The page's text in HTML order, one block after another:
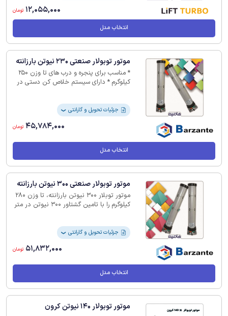
12,055,000 تومان
انتخاب مدل
موتور توبولار صنعتی 230 نیوتن بارزانته
* مناسب برای پنجره و درب های تا وزن 250
کیلوگرم * دارای سیستم خلاص کن دستی در
درجه حفاظتی IP44
جزئیات تحویل و گارانتی ❯
45,784,000 تومان
انتخاب مدل
موتور توبولار صنعتی 300 نیوتن بارزانته
موتور توبلار 300 نیوتن بارزانته، تا وزن 280
کیلوگرم را با تامین گشتاور 300 نیوتن در متر
جزئیات تحویل و گارانتی ❯
51,832,000 تومان
انتخاب مدل
موتور توبولار 140 نیوتن کرون